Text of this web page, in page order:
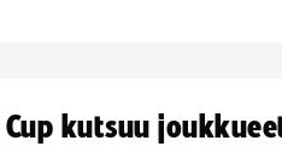
kutsuu